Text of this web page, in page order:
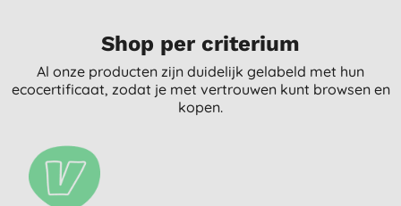
Shop per criterium
Al onze producten zijn duidelijk gelabeld met hun
ecocertificaat, zodat je met vertrouwen kunt browsen en
kopen.